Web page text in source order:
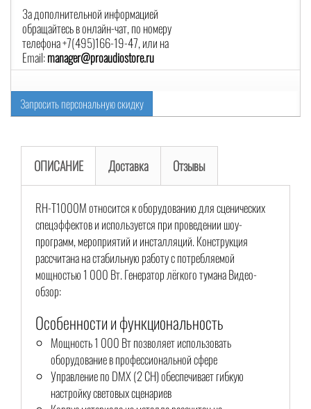
За дополнительной информацией
обращайтесь в онлайн-чат, по номеру
телефона +7(495)166-19-47, или на
Email:manager@proaudiostore.ru
Запросить персональную скидку
ОПИСАНИЕ Доставка Отзывы
RH-T1000M относится к оборудованию для сценических
спецэффектов и используется при проведении шоу-
программ, мероприятий и инсталляций. Конструкция
рассчитана на стабильную работу с потребляемой
мощностью 1 000 Вт. Генератор лёгкого тумана Видео-
обзор:
Особенности и функциональность
Мощность 1 000 Вт позволяет использовать
оборудование в профессиональной сфере
Управление по DMX (2 CH) обеспечивает гибкую
настройку световых сценариев